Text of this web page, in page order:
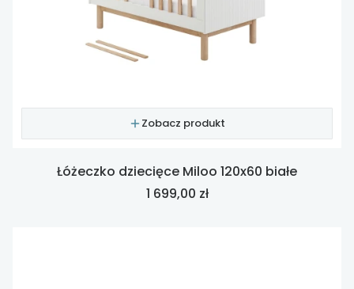
Zobacz produkt
Łóżeczko dziecięce Miloo 120x60 białe
Cena
1 699,00 zł